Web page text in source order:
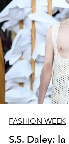
FASHION WEEK
S.S. Daley: